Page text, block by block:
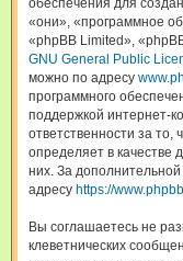
обеспечения для
«они», «программное
«phpBB Limited»,
GNU General Public
можно по адресу
программного
поддержкой интернет-
ответственности за
определяет в качестве
них. За
адресу https://
Вы соглашаетесь не
клеветнических